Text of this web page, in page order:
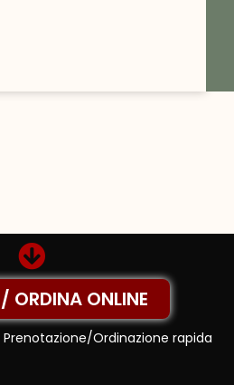
ORDINA ONLINE
Ordinazione rapida